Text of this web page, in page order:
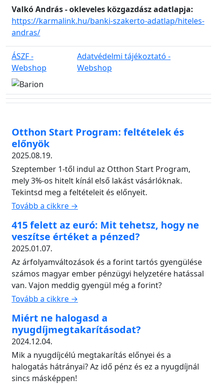
Valkó András - okleveles közgazdász adatlapja:
https://karmalink.hu/banki-szakerto-adatlap/hiteles-
andras/
ÁSZF -
Webshop
Adatvédelmi tájékoztató -
Webshop
Otthon Start Program: feltételek és
előnyök
2025.08.19.
Szeptember 1-től indul az Otthon Start Program,
mely 3%-os hitelt kínál első lakást vásárlóknak.
Tekintsd meg a feltételeit és előnyeit.
Tovább a cikkre →
415 felett az euró: Mit tehetsz, hogy ne
veszítse értéket a pénzed?
2025.01.07.
Az árfolyamváltozások és a forint tartós gyengülése
számos magyar ember pénzügyi helyzetére hatással
van. Vajon meddig gyengül még a forint?
Tovább a cikkre →
Miért ne halogasd a
nyugdíjmegtakarításodat?
2024.12.04.
Mik a nyugdíjcélú megtakarítás előnyei és a
halogatás hátrányai? Az idő pénz és ez a nyugdíjnál
sincs másképpen!